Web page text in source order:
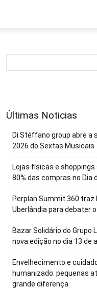
Últimas Noticias
Di Stéffano group abre a
2026 do Sextas Musicais
Lojas físicas e
80% das compras no Dia
Perplan Summit 360 traz
Uberlândia para debater
Bazar Solidário do Grupo
nova edição no dia 13 de
Envelhecimento e
humanizado: pequenas
grande diferença